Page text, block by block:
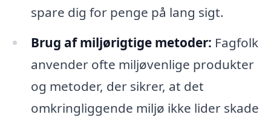
spare dig for penge på lang sigt.
Brug af miljørigtige metoder: Fagfolk
anvender ofte miljøvenlige produkter
og metoder, der sikrer, at det
omkringliggende miljø ikke lider skade